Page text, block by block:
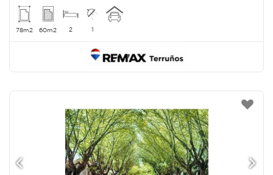
78m2 60m2 2 1